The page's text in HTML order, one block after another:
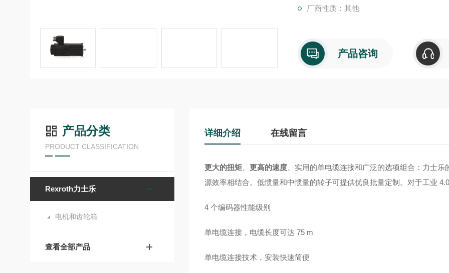
厂商性质：其他
产品咨询
产品分类
PRODUCT CLASSIFICATION
Rexroth力士乐
电机和齿轮箱
查看全部产品
详细介绍 在线留言
更大的扭矩、 更高的速度、实用的单电缆连接和广泛的选项组合：力士
源效率相结合。低惯量和中惯量的转子可提供优良批量定制。对于工业
4 个编码器性能级别
单电缆连接，电缆长度可达 75 m
单电缆连接技术，安装快速简便